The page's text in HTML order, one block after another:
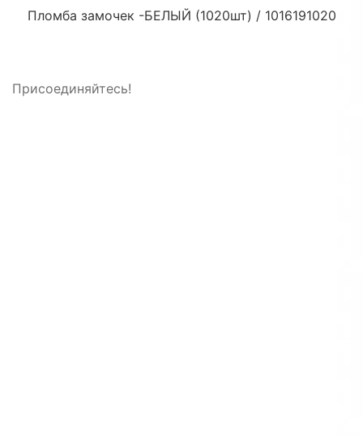
Пломба замочек -БЕЛЫЙ (1020шт) / 1016191020
Присоединяйтесь!